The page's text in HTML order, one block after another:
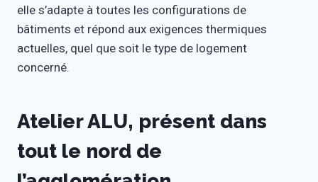
elle s’adapte à toutes les configurations de
bâtiments et répond aux exigences thermiques
actuelles, quel que soit le type de logement
concerné.
Atelier ALU, présent dans
tout le nord de